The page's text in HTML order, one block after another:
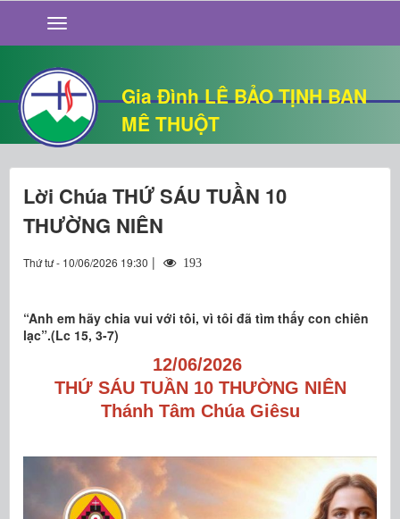
Gia Đình LÊ BẢO TỊNH BAN
MÊ THUỘT
GIỚI THIỆU
TIN TỨC
SỐNG ĐẠO
CHUYỆN NHÀ
QUÁN VĂN
THƯ GIÃN
Lời Chúa THỨ SÁU TUẦN 10
THƯỜNG NIÊN
Thứ tư - 10/06/2026 19:30 | 193
“Anh em hãy chia vui với tôi, vì tôi đã tìm thấy con chiên
lạc”.(Lc 15, 3-7)
12/06/2026
THỨ SÁU TUẦN 10 THƯỜNG NIÊN
Thánh Tâm Chúa Giêsu